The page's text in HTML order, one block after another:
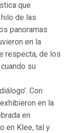
que
de las
panoramas
en la
respecta, de los
cuando su
Con
en la
en
en Klee, tal y